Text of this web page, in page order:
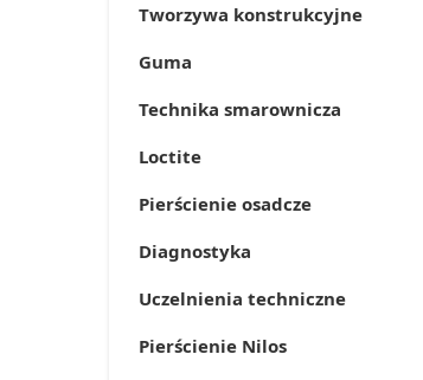
Tworzywa konstrukcyjne
Guma
Technika smarownicza
Loctite
Pierścienie osadcze
Diagnostyka
Uczelnienia techniczne
Pierścienie Nilos